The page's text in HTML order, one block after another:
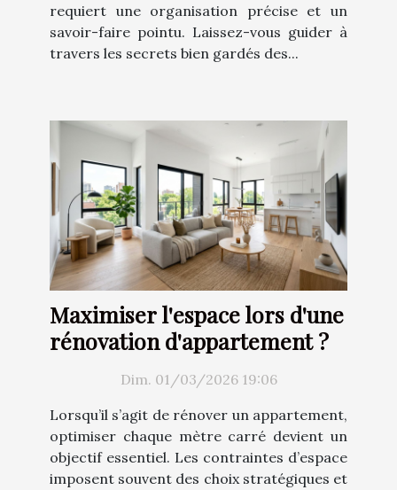
requiert une organisation précise et un
savoir-faire pointu. Laissez-vous guider à
travers les secrets bien gardés des...
Maximiser l'espace lors d'une
rénovation d'appartement ?
Dim. 01/03/2026 19:06
Lorsqu’il s’agit de rénover un appartement,
optimiser chaque mètre carré devient un
objectif essentiel. Les contraintes d’espace
imposent souvent des choix stratégiques et